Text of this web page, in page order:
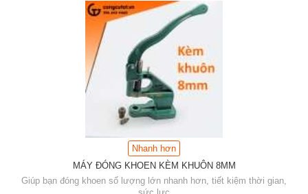
Nhanh hơn
MÁY ĐÓNG KHOEN KÈM KHUÔN 8MM
Giúp bạn đóng khoen số lượng lớn nhanh hơn, tiết kiệm thời gian,